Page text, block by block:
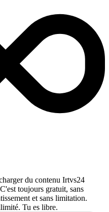
du contenu Irtvs24
toujours gratuit, sans
et sans limitation.
Tu es libre.